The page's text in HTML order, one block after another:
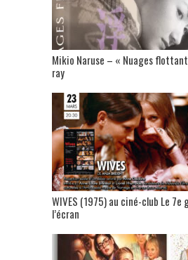
Mikio Naruse – « Nuages
ray
WIVES (1975) au ciné-club Le
l’écran